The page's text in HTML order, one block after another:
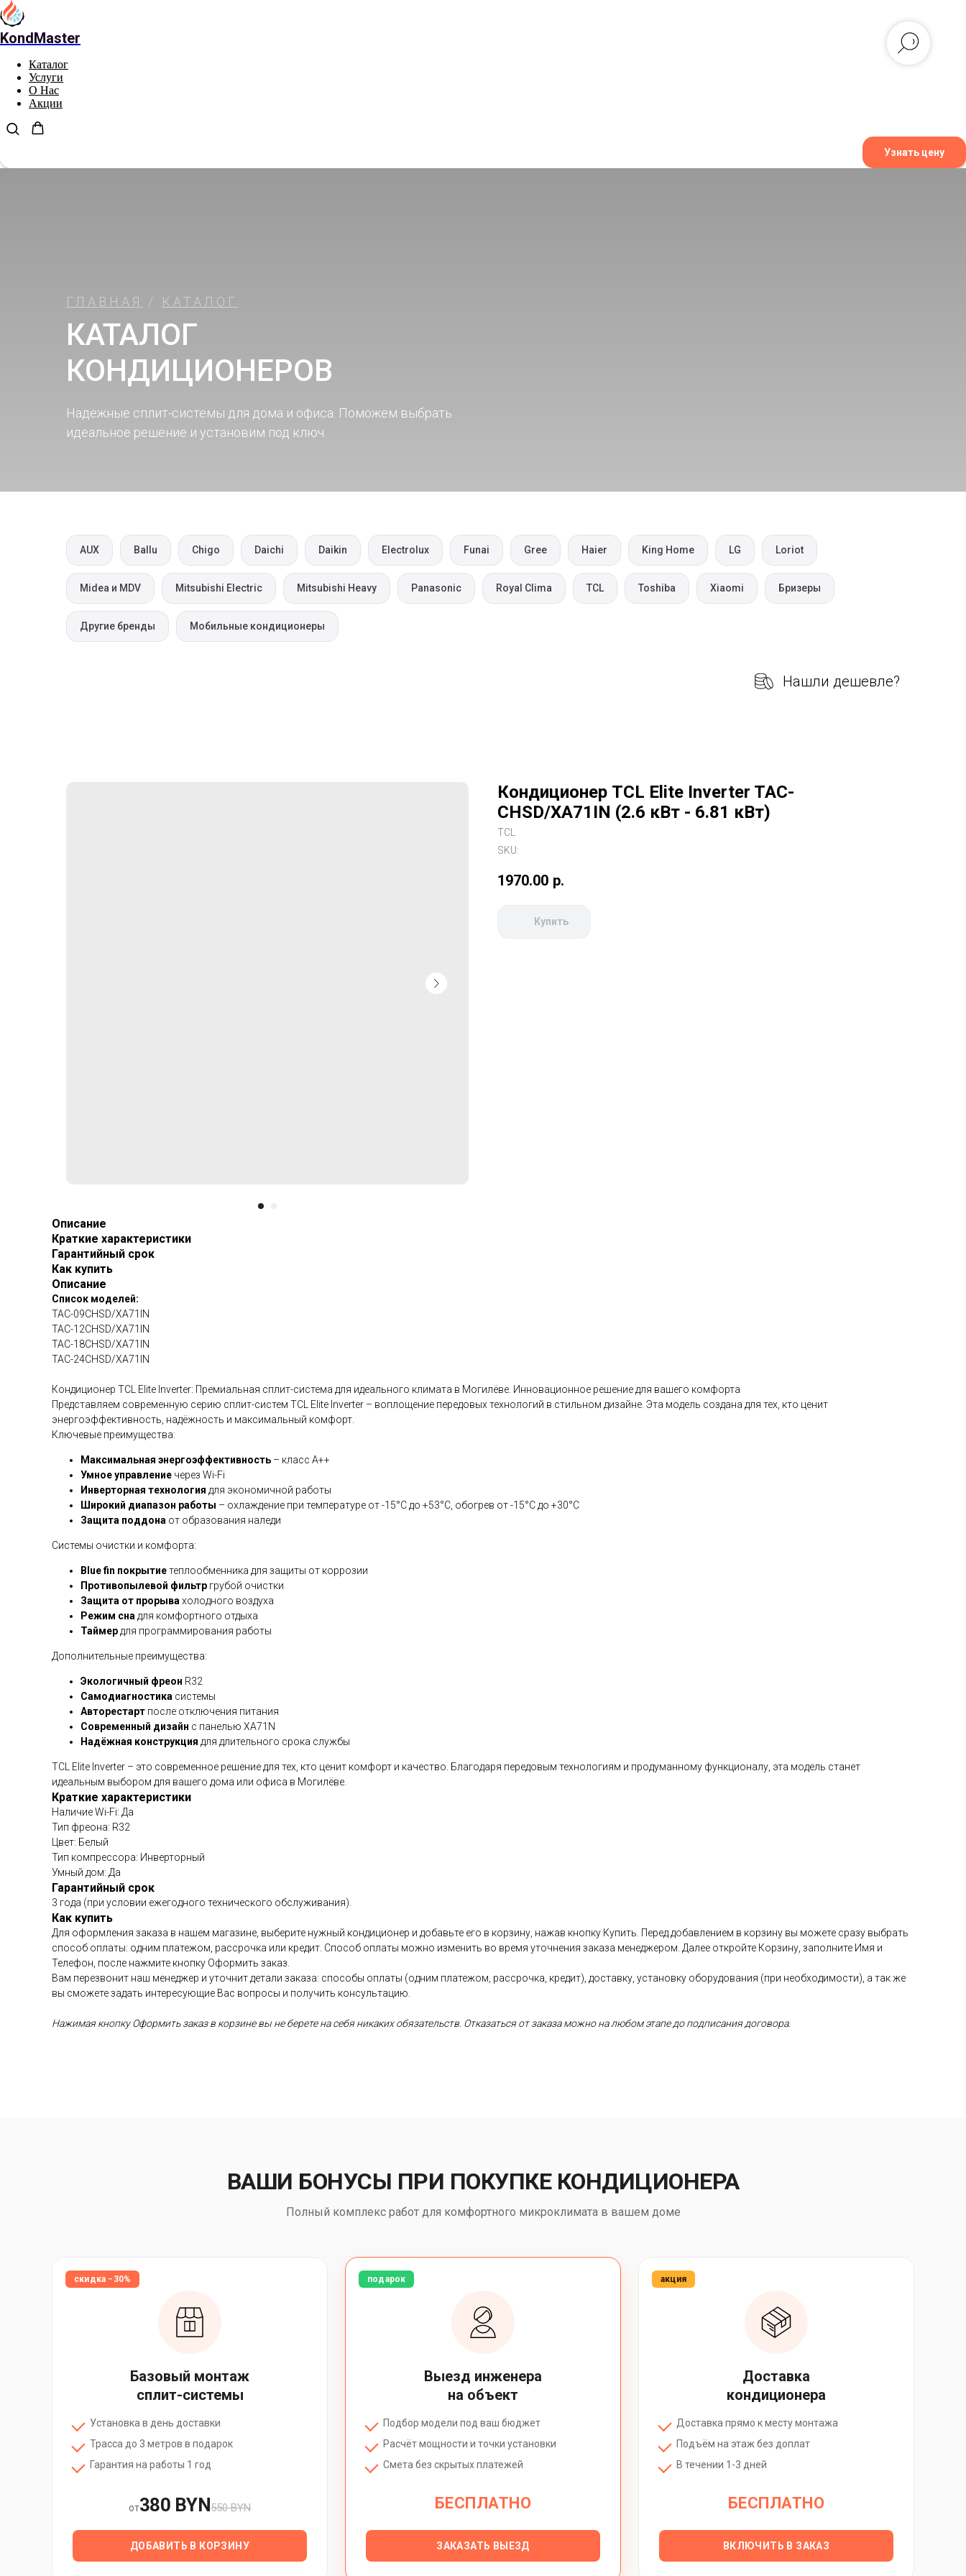
KondMaster
Каталог
Услуги
О Нас
Акции
Узнать цену
ГЛАВНАЯ / КАТАЛОГ
КАТАЛОГ
КОНДИЦИОНЕРОВ
Надежные сплит-системы для дома и офиса. Поможем выбрать
идеальное решение и установим под ключ.
AUX Ballu Chigo Daichi Daikin Electrolux Funai Gree Haier King Home LG Loriot
Midea и MDV Mitsubishi Electric Mitsubishi Heavy Panasonic Royal Clima TCL Toshiba Xiaomi Бризеры
Другие бренды Мобильные кондиционеры
Нашли дешевле?
Кондиционер TCL Elite Inverter TAC-
CHSD/XA71IN (2.6 кВт - 6.81 кВт)
TCL
SKU:
1970.00 р.
Купить
Описание
Краткие характеристики
Гарантийный срок
Как купить
Описание
Список моделей:
TAC-09CHSD/XA71IN
TAC-12CHSD/XA71IN
TAC-18CHSD/XA71IN
TAC-24CHSD/XA71IN
Кондиционер TCL Elite Inverter: Премиальная сплит-система для идеального климата в Могилёве. Инновационное решение для вашего комфорта
Представляем современную серию сплит-систем TCL Elite Inverter – воплощение передовых технологий в стильном дизайне. Эта модель создана для тех, кто ценит
энергоэффективность, надёжность и максимальный комфорт.
Ключевые преимущества:
Максимальная энергоэффективность – класс A++
Умное управление через Wi-Fi
Инверторная технология для экономичной работы
Широкий диапазон работы – охлаждение при температуре от -15°C до +53°C, обогрев от -15°C до +30°C
Защита поддона от образования наледи
Системы очистки и комфорта:
Blue fin покрытиетеплообменника для защиты от коррозии
Противопылевой фильтр грубой очистки
Защита от прорывахолодного воздуха
Режим снадля комфортного отдыха
Таймердля программирования работы
Дополнительные преимущества:
Экологичный фреон R32
Самодиагностика системы
Авторестарт после отключения питания
Современный дизайн с панелью XA71N
Надёжная конструкция для длительного срока службы
TCL Elite Inverter – это современное решение для тех, кто ценит комфорт и качество. Благодаря передовым технологиям и продуманному функционалу, эта модель станет
идеальным выбором для вашего дома или офиса в Могилёве.
Краткие характеристики
Наличие Wi-Fi: Да
Тип фреона: R32
Цвет: Белый
Тип компрессора: Инверторный
Умный дом: Да
Гарантийный срок
3 года (при условии ежегодного технического обслуживания).
Как купить
Для оформления заказа в нашем магазине, выберите нужный кондиционер и добавьте его в корзину, нажав кнопку Купить. Перед добавлением в корзину вы можете сразу выбрать
способ оплаты: одним платежом, рассрочка или кредит. Способ оплаты можно изменить во время уточнения заказа менеджером. Далее откройте Корзину, заполните Имя и
Телефон, после нажмите кнопку Оформить заказ.
Вам перезвонит наш менеджер и уточнит детали заказа: способы оплаты (одним платежом, рассрочка, кредит), доставку, установку оборудования (при необходимости), а так же
вы сможете задать интересующие Вас вопросы и получить консультацию.
Нажимая кнопку Оформить заказ в корзине вы не берете на себя никаких обязательств. Отказаться от заказа можно на любом этапе до подписания договора.
ВАШИ БОНУСЫ ПРИ ПОКУПКЕ КОНДИЦИОНЕРА
Полный комплекс работ для комфортного микроклимата в вашем доме
скидка −30%
Базовый монтаж
сплит-системы
Установка в день доставки
Трасса до 3 метров в подарок
Гарантия на работы 1 год
от380 BYN550 BYN
ДОБАВИТЬ В КОРЗИНУ
подарок
Выезд инженера
на объект
Подбор модели под ваш бюджет
Расчёт мощности и точки установки
Смета без скрытых платежей
БЕСПЛАТНО
ЗАКАЗАТЬ ВЫЕЗД
акция
Доставка
кондиционера
Доставка прямо к месту монтажа
Подъём на этаж без доплат
В течении 1-3 дней
БЕСПЛАТНО
ВКЛЮЧИТЬ В ЗАКАЗ